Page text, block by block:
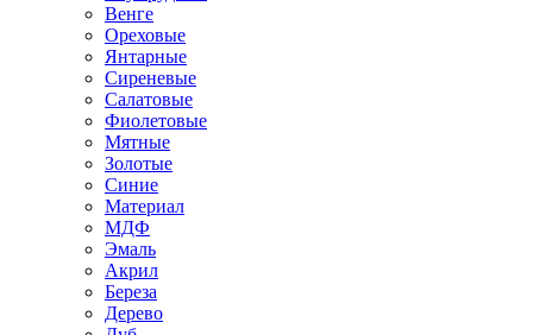
Венге
Ореховые
Янтарные
Сиреневые
Салатовые
Фиолетовые
Мятные
Золотые
Синие
Материал
МДФ
Эмаль
Акрил
Береза
Дерево